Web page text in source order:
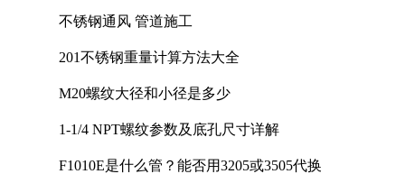
不锈钢通风 管道施工
201不锈钢重量计算方法大全
M20螺纹大径和小径是多少
1-1/4 NPT螺纹参数及底孔尺寸详解
F1010E是什么管？能否用3205或3505代换